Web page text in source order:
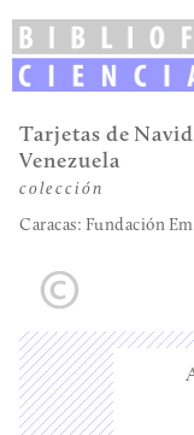
Tarjetas de
Venezuela
colección
Caracas: Fundación